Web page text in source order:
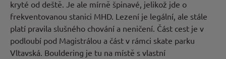
kryté od deště. Je ale mírně špinavé, jelikož jde o
frekventovanou stanici MHD. Lezení je legální, ale stále
platí pravila slušného chování a neničení. Část cest je v
podloubí pod Magistrálou a část v rámci skate parku
Vltavská. Bouldering je tu na místě s vlastní